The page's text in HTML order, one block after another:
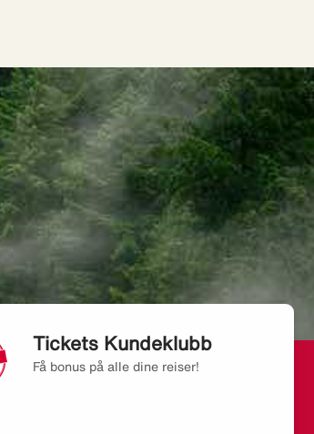
Tickets Kundeklubb
Få bonus på alle dine reiser!